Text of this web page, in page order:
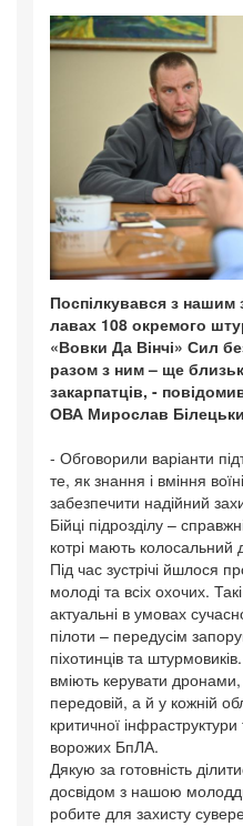
Поспілкувався з
лавах 108 окремого
«Вовки Да Вінчі» Сил
разом з ним – ще
закарпатців, -
ОВА Мирослав
- Обговорили варіанти
те, як знання і вміння
забезпечити надійний
Бійці підрозділу –
котрі мають колосальний
Під час зустрічі йшлося
молоді та всіх охочих.
актуальні в умовах
пілоти – передусім
піхотинців та
вміють керувати дронами,
передовій, а й у кожній
критичної
ворожих БпЛА.
Дякую за готовність
досвідом з нашою
робите для захисту